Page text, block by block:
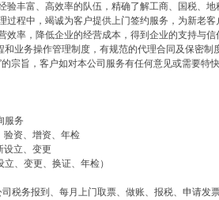
丰富、高效率的队伍，精确了解工商、国税、
过程中，竭诚为客户提供上门签约服务，为新老
效率，降低企业的经营成本，得到企业的支持与信
业务操作管理制度，有规范的代理合同及保密制
宗旨，客户如对本公司服务有任何意见或需要特
服务
验资、增资、年检
设立、变更
、变更、换证、年检）
税务报到、每月上门取票、做账、报税、申请发票